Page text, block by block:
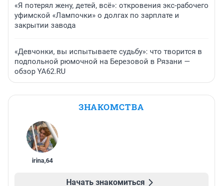
«Я потерял жену, детей, всё»: откровения экс-рабочего
уфимской «Лампочки» о долгах по зарплате и
закрытии завода
«Девчонки, вы испытываете судьбу»: что творится в
подпольной рюмочной на Березовой в Рязани —
обзор YA62.RU
ЗНАКОМСТВА
irina,64
Начать знакомиться